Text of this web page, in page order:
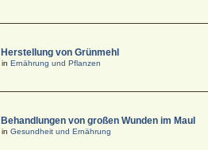
Herstellung von Grünmehl
inErnährung und Pflanzen
Behandlungen von großen Wunden im Maul
inGesundheit und Ernährung